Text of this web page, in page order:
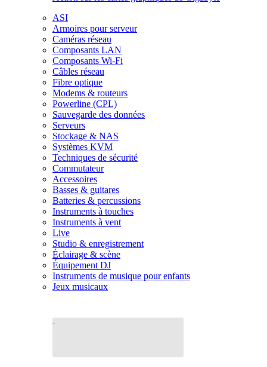
ASI
Armoires pour serveur
Caméras réseau
Composants LAN
Composants Wi-Fi
Câbles réseau
Fibre optique
Modems & routeurs
Powerline (CPL)
Sauvegarde des données
Serveurs
Stockage & NAS
Systèmes KVM
Techniques de sécurité
Commutateur
Accessoires
Basses & guitares
Batteries & percussions
Instruments à touches
Instruments à vent
Live
Studio & enregistrement
Éclairage & scène
Équipement DJ
Instruments de musique pour enfants
Jeux musicaux